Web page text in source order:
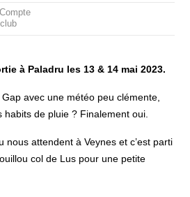
Compte
à Paladru les 13 & 14 mai 2023.
avec une météo peu clémente,
de pluie ? Finalement oui.
nous attendent à Veynes et c’est parti
col de Lus pour une petite